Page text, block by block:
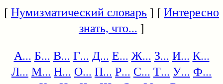
[Нумизматический словарь] [Интересно
знать, что... ]
А... Б... В... Г... Д... Е... Ж... З... И... К...
Л... М... Н... О... П... Р... С... Т... У... Ф...